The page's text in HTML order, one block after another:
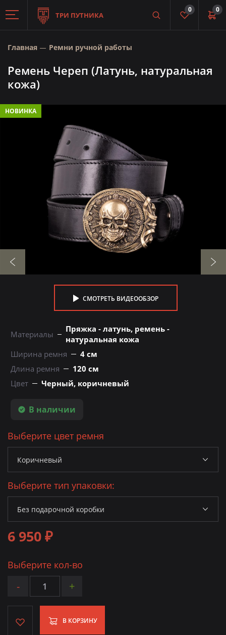
ТРИ ПУТНИКА
0
0
Главная Ремни ручной работы
Ремень Череп (Латунь, натуральная
кожа)
НОВИНКА
СМОТРЕТЬ ВИДЕООБЗОР
Материалы
Пряжка - латунь, ремень -
натуральная кожа
Ширина ремня
4 см
Длина ремня
120 см
Цвет
Черный, коричневый
В наличии
Выберите цвет ремня
Выберите тип упаковки:
6 950 ₽
Выберите кол-во
- +
В КОРЗИНУ